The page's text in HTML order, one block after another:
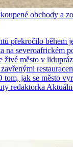
obchody a
překročilo během
na severoafrickém
živé město v
tom, jak se město
redaktorka